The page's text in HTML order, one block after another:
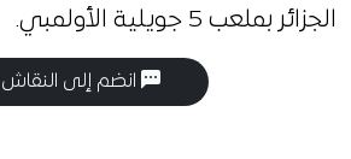
الجزائر بملعب 5 جويلية الأولمبي.
انضم إلى النقاش